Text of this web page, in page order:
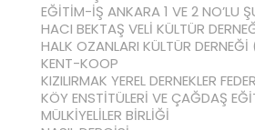
EĞİTİM-İŞ ANKARA 1 VE 2 NO’LU
HACI BEKTAŞ VELİ KÜLTÜR
HALK OZANLARI KÜLTÜR
KENT-KOOP
KIZILIRMAK YEREL DERNEKLER
KÖY ENSTİTÜLERİ VE ÇAĞDAŞ
MÜLKİYELİLER BİRLİĞİ